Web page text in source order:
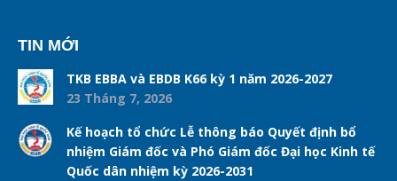
TIN MỚI
TKB EBBA và EBDB K66 kỳ 1 năm 2026-2027
23 Tháng 7, 2026
Kế hoạch tổ chức Lễ thông báo Quyết định bổ
nhiệm Giám đốc và Phó Giám đốc Đại học Kinh tế
Quốc dân nhiệm kỳ 2026-2031